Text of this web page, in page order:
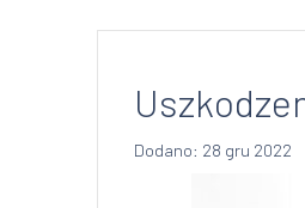
Dodano: 28 gru 2022